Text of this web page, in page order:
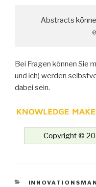
Abstracts
Bei Fragen können Sie
und ich) werden
dabei sein.
Copyright ©
KATEGORIEN